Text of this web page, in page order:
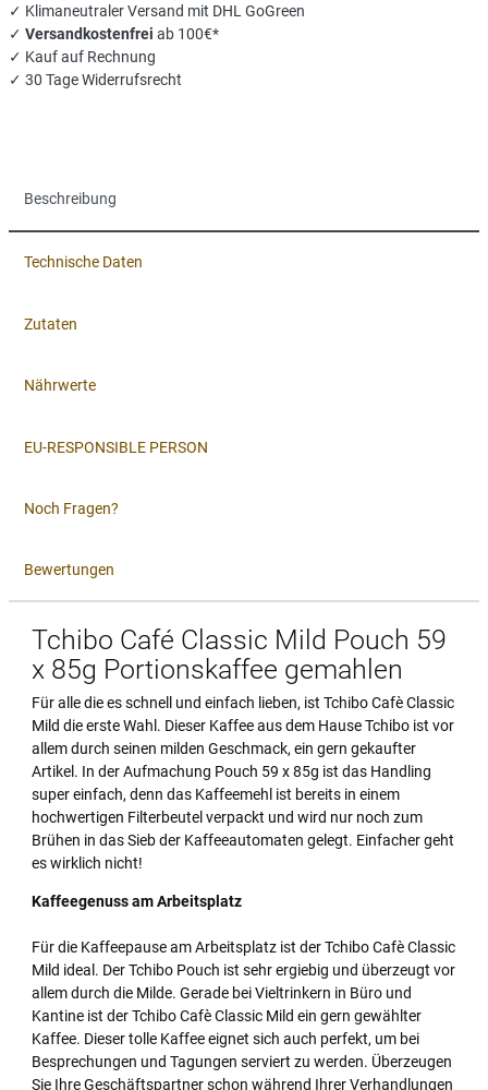
✓ Klimaneutraler Versand mit DHL GoGreen
✓ Versandkostenfrei ab 100€*
✓ Kauf auf Rechnung
✓ 30 Tage Widerrufsrecht
Beschreibung
Technische Daten
Zutaten
Nährwerte
EU-RESPONSIBLE PERSON
Noch Fragen?
Bewertungen
Tchibo Café Classic Mild Pouch 59
x 85g Portionskaffee gemahlen
Für alle die es schnell und einfach lieben, ist Tchibo Cafè Classic
Mild die erste Wahl. Dieser Kaffee aus dem Hause Tchibo ist vor
allem durch seinen milden Geschmack, ein gern gekaufter
Artikel. In der Aufmachung Pouch 59 x 85g ist das Handling
super einfach, denn das Kaffeemehl ist bereits in einem
hochwertigen Filterbeutel verpackt und wird nur noch zum
Brühen in das Sieb der Kaffeeautomaten gelegt. Einfacher geht
es wirklich nicht!
Kaffeegenuss am Arbeitsplatz
Für die Kaffeepause am Arbeitsplatz ist der Tchibo Cafè Classic
Mild ideal. Der Tchibo Pouch ist sehr ergiebig und überzeugt vor
allem durch die Milde. Gerade bei Vieltrinkern in Büro und
Kantine ist der Tchibo Cafè Classic Mild ein gern gewählter
Kaffee. Dieser tolle Kaffee eignet sich auch perfekt, um bei
Besprechungen und Tagungen serviert zu werden. Überzeugen
Sie Ihre Geschäftspartner schon während Ihrer Verhandlungen